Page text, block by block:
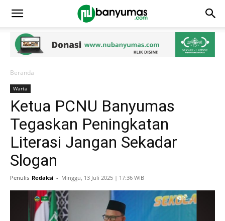
Beranda
Warta
Ketua PCNU Banyumas
Tegaskan Peningkatan
Literasi Jangan Sekadar
Slogan
Penulis Redaksi - Minggu, 13 Juli 2025 | 17:36 WIB